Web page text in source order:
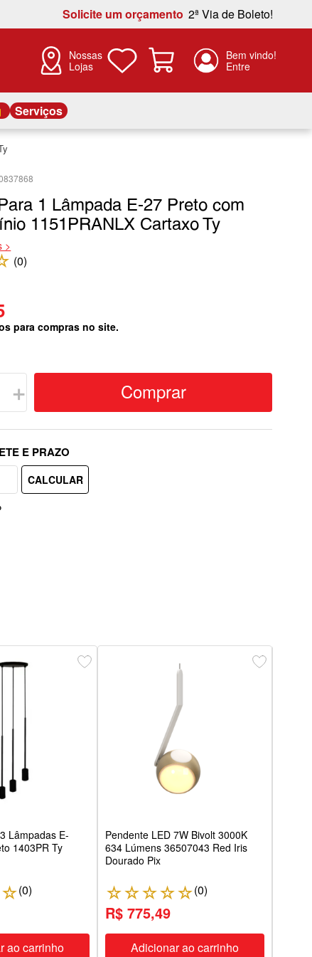
Solicite um orçamento 2ª Via de Boleto!
Nossas
Lojas
Serviços
1 Lâmpada E-27 Preto com
1151PRANLX Cartaxo Ty
>
(0)
para compras no site.
＋ Comprar
Lâmpadas E-
1403PR Ty
☆(0)
ao carrinho
Pendente LED 7W Bivolt 3000K
634 Lúmens 36507043 Red Iris
Dourado Pix
☆☆☆☆☆(0)
R$ 775,49
Adicionar ao carrinho